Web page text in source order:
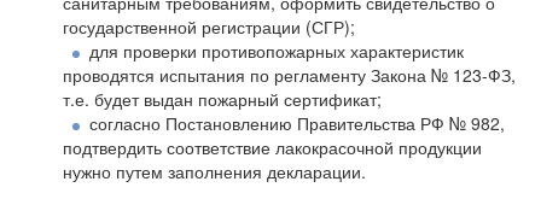
государственной регистрации (СГР);
для проверки противопожарных характеристик
проводятся испытания по регламенту Закона № 123-ФЗ,
т.е. будет выдан пожарный сертификат;
согласно Постановлению Правительства РФ № 982,
подтвердить соответствие лакокрасочной продукции
нужно путем заполнения декларации.